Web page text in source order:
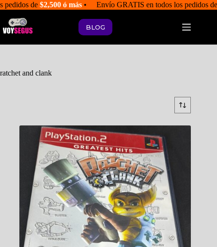
Saltar
al
contenido
pedidos de$2,500 ó más • Envío GRATIS en todos los pedidos
BLOG
ratchet and clank